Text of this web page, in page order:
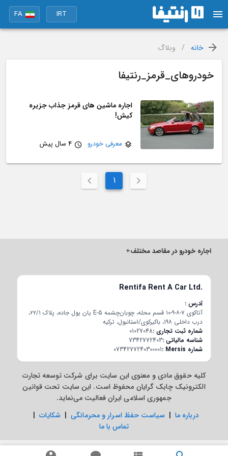
IRT
FA
خانه / وبلاگ
خودروهای_قرمز_رنتیفا
اجاره ماشین های قرمز جذاب جزیره
کیش!
معرفی خودرو 4 سال پیش
1
اجاره خودرو در مقاصد مختلف+
Rentifa Rent A Car Ltd.
آدرس
آتاکوی ۷-۸-۹-۱۰ قسم محله، چوبان‌چشمه E-5 یان یول جاده، پلاک ۲۲/۱،
درب داخلی ۱۹۸، باکیرکوی/استانبول، ترکیه
شماره ثبت تجاری01027048
شناسه مالیاتی7342772403
شماره Mersis
0734277240300001
کلیه حقوق مادی و معنوی این سایت برای شرکت توسعه تجارت
الکترونیک چابک گرایان محفوظ است. این سایت تحت قوانین
جمهوری اسلامی ایران فعالیت می‌نماید.
درباره ما | سیاست حفظ اسرار و محرمانگی | شکایات |
تماس با ما